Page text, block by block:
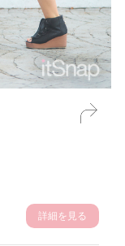
詳細を見る